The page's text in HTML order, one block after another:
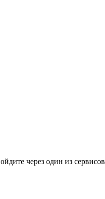
через один из сервисов